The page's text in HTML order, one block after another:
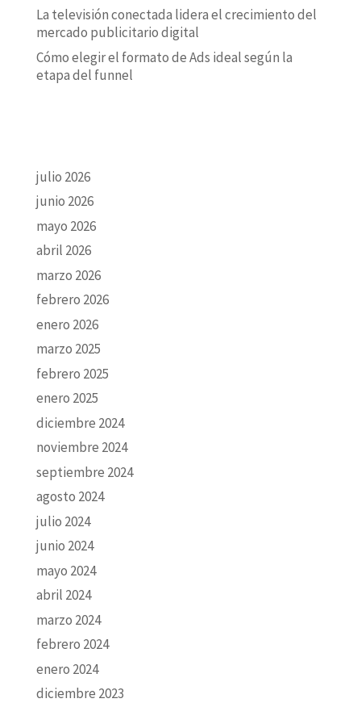
La televisión conectada lidera el crecimiento del
mercado publicitario digital
Cómo elegir el formato de Ads ideal según la
etapa del funnel
julio 2026
junio 2026
mayo 2026
abril 2026
marzo 2026
febrero 2026
enero 2026
marzo 2025
febrero 2025
enero 2025
diciembre 2024
noviembre 2024
septiembre 2024
agosto 2024
julio 2024
junio 2024
mayo 2024
abril 2024
marzo 2024
febrero 2024
enero 2024
diciembre 2023